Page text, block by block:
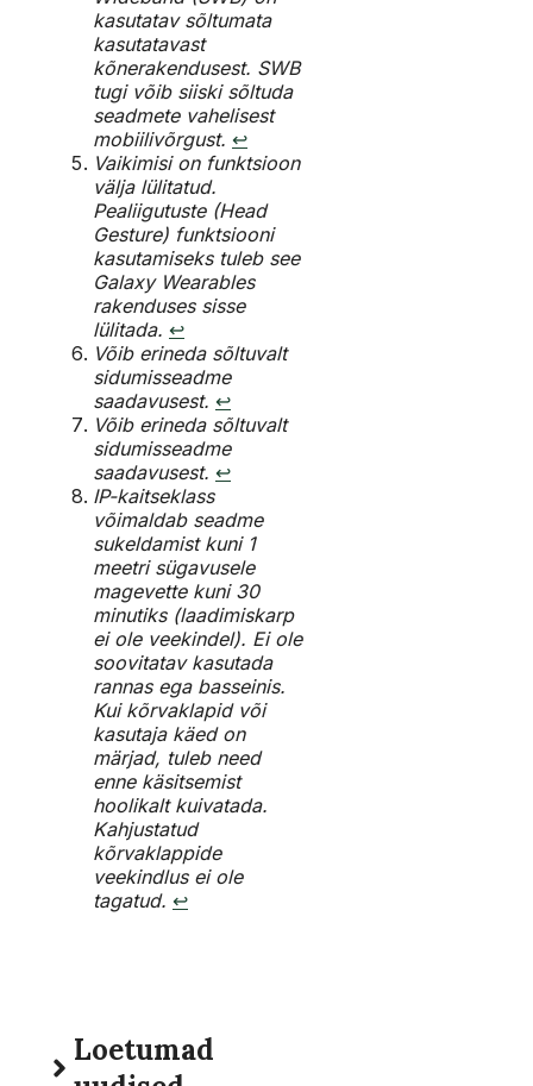
kasutatav sõltumata
kasutatavast
kõnerakendusest. SWB
tugi võib siiski sõltuda
seadmete vahelisest
mobiilivõrgust. ↩︎
Vaikimisi on funktsioon
välja lülitatud.
Pealiigutuste (Head
Gesture) funktsiooni
kasutamiseks tuleb see
Galaxy Wearables
rakenduses sisse
lülitada. ↩︎
Võib erineda sõltuvalt
sidumisseadme
saadavusest. ↩︎
Võib erineda sõltuvalt
sidumisseadme
saadavusest. ↩︎
IP-kaitseklass
võimaldab seadme
sukeldamist kuni 1
meetri sügavusele
magevette kuni 30
minutiks (laadimiskarp
ei ole veekindel). Ei ole
soovitatav kasutada
rannas ega basseinis.
Kui kõrvaklapid või
kasutaja käed on
märjad, tuleb need
enne käsitsemist
hoolikalt kuivatada.
Kahjustatud
kõrvaklappide
veekindlus ei ole
tagatud. ↩︎
Loetumad